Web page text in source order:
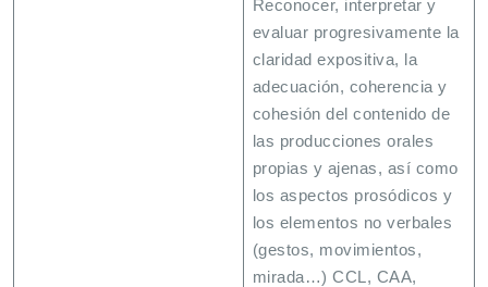
Reconocer, interpretar y
evaluar progresivamente la
claridad expositiva, la
adecuación, coherencia y
cohesión del contenido de
las producciones orales
propias y ajenas, así como
los aspectos prosódicos y
los elementos no verbales
(gestos, movimientos,
mirada…) CCL, CAA,